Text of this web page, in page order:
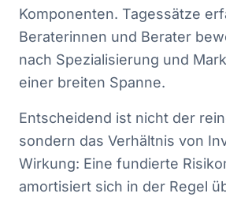
Komponenten. Tagessätze
Beraterinnen und Berater
nach Spezialisierung und
einer breiten Spanne.
Entscheidend ist nicht der
sondern das Verhältnis von
Wirkung: Eine fundierte
amortisiert sich in der Regel